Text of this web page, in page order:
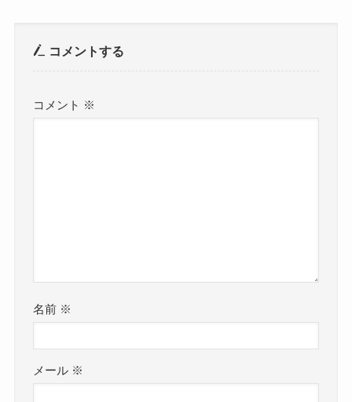
コメントする
コメント ※
名前 ※
メール ※